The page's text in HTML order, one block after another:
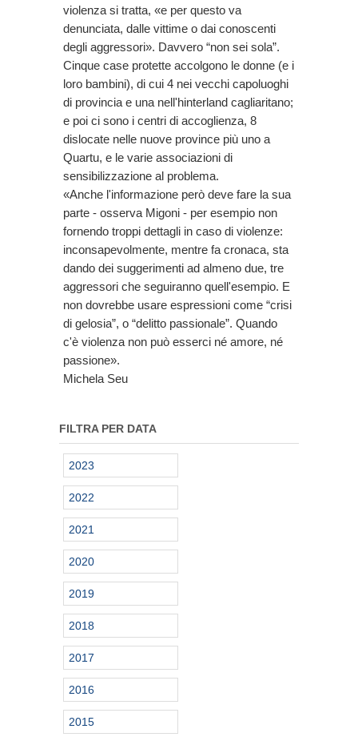
violenza si tratta, «e per questo va
denunciata, dalle vittime o dai conoscenti
degli aggressori». Davvero “non sei sola”.
Cinque case protette accolgono le donne (e i
loro bambini), di cui 4 nei vecchi capoluoghi
di provincia e una nell'hinterland cagliaritano;
e poi ci sono i centri di accoglienza, 8
dislocate nelle nuove province più uno a
Quartu, e le varie associazioni di
sensibilizzazione al problema.
«Anche l'informazione però deve fare la sua
parte - osserva Migoni - per esempio non
fornendo troppi dettagli in caso di violenze:
inconsapevolmente, mentre fa cronaca, sta
dando dei suggerimenti ad almeno due, tre
aggressori che seguiranno quell'esempio. E
non dovrebbe usare espressioni come “crisi
di gelosia”, o “delitto passionale”. Quando
c'è violenza non può esserci né amore, né
passione».
Michela Seu
FILTRA PER DATA
2023
2022
2021
2020
2019
2018
2017
2016
2015